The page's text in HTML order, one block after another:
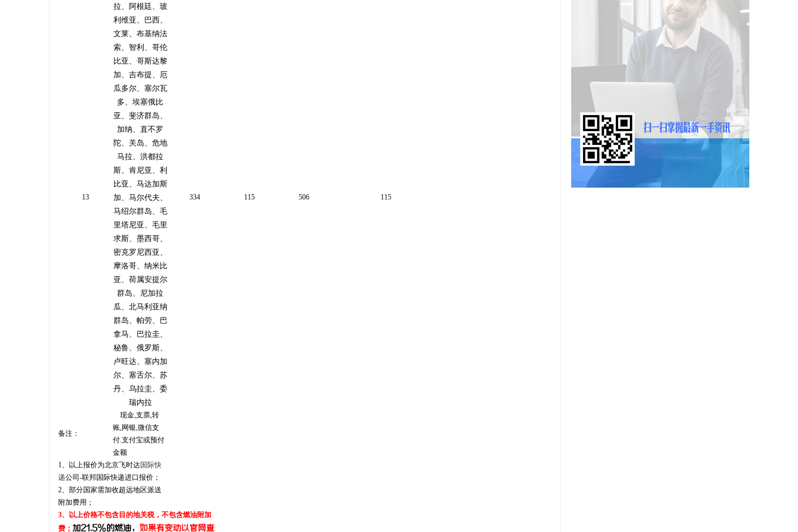
13
拉、阿根廷、玻
利维亚、巴西、
文莱、布基纳法
索、智利、哥伦
比亚、哥斯达黎
加、吉布提、厄
瓜多尔、塞尔瓦
多、埃塞俄比
亚、斐济群岛、
加纳、直不罗
陀、关岛、危地
马拉、洪都拉
斯、肯尼亚、利
比亚、马达加斯
加、马尔代夫、
马绍尔群岛、毛
里塔尼亚、毛里
求斯、墨西哥、
密克罗尼西亚、
摩洛哥、纳米比
亚、荷属安提尔
群岛、尼加拉
瓜、北马利亚纳
群岛、帕劳、巴
拿马、巴拉圭、
秘鲁、俄罗斯、
卢旺达、塞内加
尔、塞舌尔、苏
丹、乌拉圭、委
瑞内拉
334 115 506 115
备注：
现金,支票,转
账,网银,微信支
付.支付宝或预付
金额
1、以上报价为北京飞时达国际快
递公司 -联邦国际快递进口报价；
2、部分国家需加收超远地区派送
附加费用；
3、以上价格不包含目的地关税，不包含燃油附加
费； 加21.5%的燃油， 如果有变动以官网查